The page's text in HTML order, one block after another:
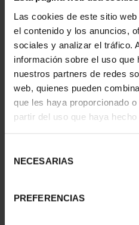
Las cookies de este sitio
el contenido y los anuncios,
sociales y analizar el tráfico.
información sobre el uso que
nuestros partners de redes
web, quienes pueden
que les haya proporcionado
partir del uso que haya
NECESARIAS
PREFERENCIAS
CIUDADES PATRIMONIO
II - CUENCA
73,00 €